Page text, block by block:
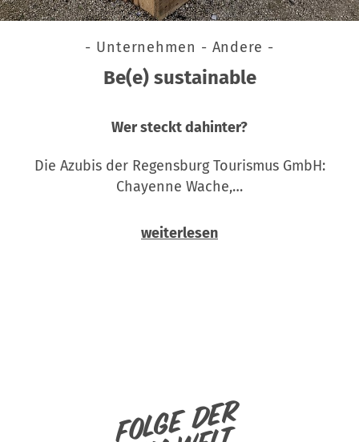
- Unternehmen - Andere -
Be(e) sustainable
Wer steckt dahinter?
Die Azubis der Regensburg Tourismus GmbH:
Chayenne Wache,…
weiterlesen
Folge der